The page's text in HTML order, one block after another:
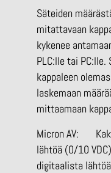
Säteiden
mitattavaan
kykenee
PLC:lle tai PC:lle.
kappaleen
laskemaan
mittaamaan
Micron AV:
lähtöä (0/10
digitaalista